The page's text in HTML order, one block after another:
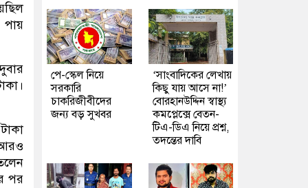
পর
পে-স্কেল নিয়ে
সরকারি
চাকরিজীবীদের
জন্য বড় সুখবর
‘সাংবাদিকের লেখায়
কিছু যায় আসে না!’
বোরহানউদ্দিন স্বাস্থ্য
কমপ্লেক্সে বেতন-
টিএ-ডিএ নিয়ে প্রশ্ন,
তদন্তের দাবি